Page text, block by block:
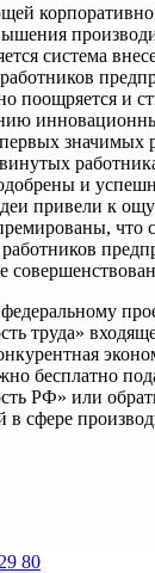
система
поощряется и
значимых
и
привели к
что
труда»
бесплатно
РФ» или
сфере
80